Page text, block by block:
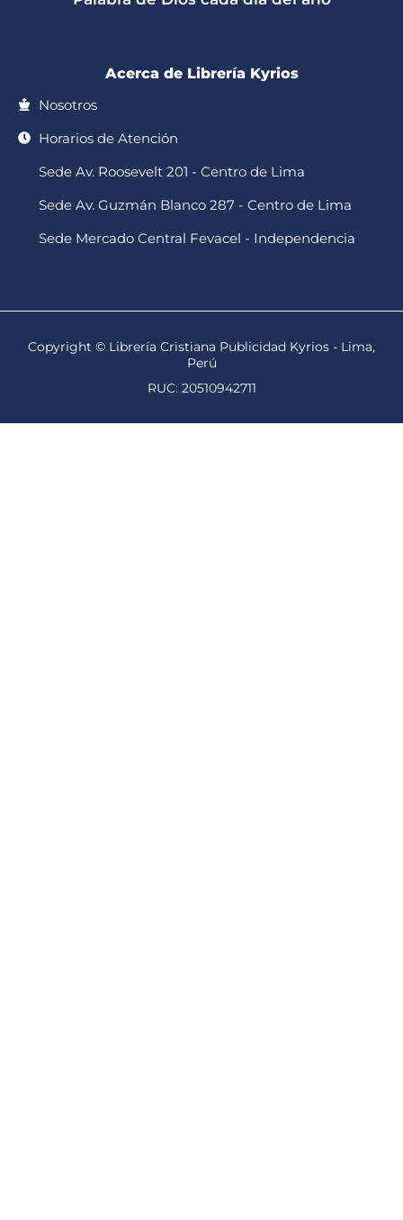
Acerca de Librería Kyrios
Nosotros
Horarios de Atención
Sede Av. Roosevelt 201 - Centro de Lima
Sede Av. Guzmán Blanco 287 - Centro de Lima
Sede Mercado Central Fevacel - Independencia
Copyright © Librería Cristiana Publicidad Kyrios - Lima,
Perú
RUC: 20510942711